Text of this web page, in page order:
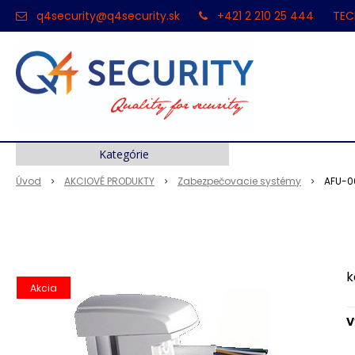
q4security@q4security.sk +421 2 210 25 444
Úvod AKCIOVÉ PRODUKTY Zabezpečovacie systémy AFU-
Akcia
Kategórie